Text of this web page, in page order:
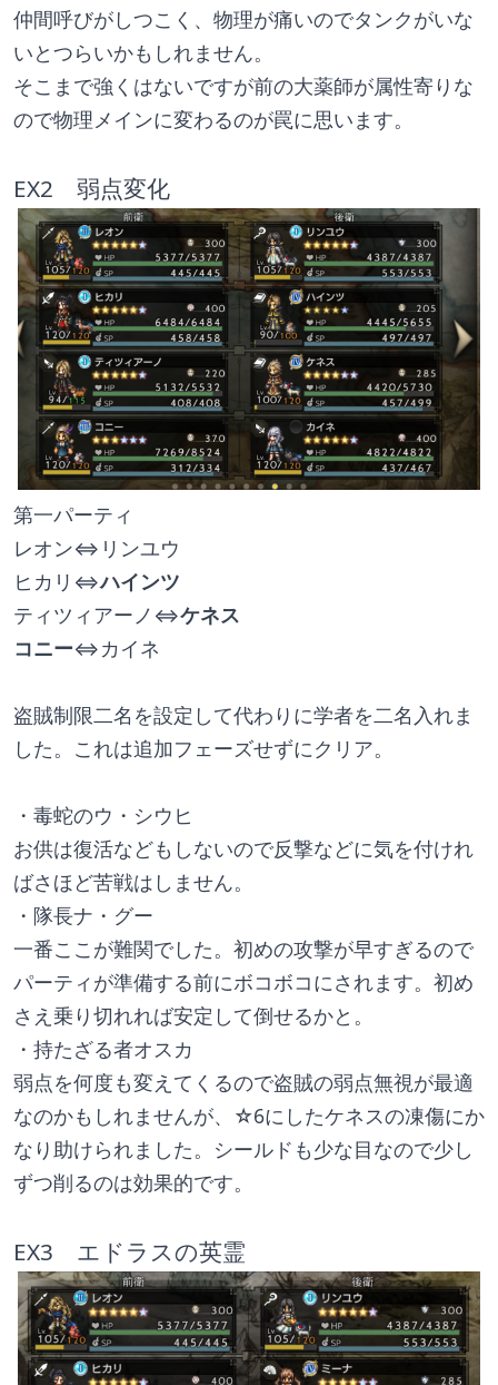
仲間呼びがしつこく、物理が痛いのでタンクがいな
いとつらいかもしれません。
そこまで強くはないですが前の大薬師が属性寄りな
ので物理メインに変わるのが罠に思います。
EX2　弱点変化
第一パーティ
レオン⇔リンユウ
ヒカリ⇔ハインツ
ティツィアーノ⇔ケネス
コニー⇔カイネ
盗賊制限二名を設定して代わりに学者を二名入れま
した。これは追加フェーズせずにクリア。
・毒蛇のウ・シウヒ
お供は復活などもしないので反撃などに気を付けれ
ばさほど苦戦はしません。
・隊長ナ・グー
一番ここが難関でした。初めの攻撃が早すぎるので
パーティが準備する前にボコボコにされます。初め
さえ乗り切れれば安定して倒せるかと。
・持たざる者オスカ
弱点を何度も変えてくるので盗賊の弱点無視が最適
なのかもしれませんが、☆6にしたケネスの凍傷にか
なり助けられました。シールドも少な目なので少し
ずつ削るのは効果的です。
EX3　エドラスの英霊